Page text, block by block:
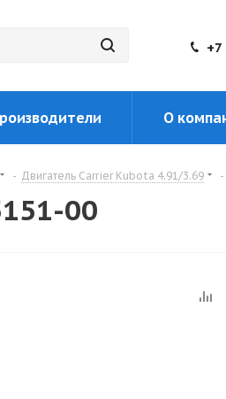
О
- Двигатель Carrier Kubota 4.91/3.69 -
00